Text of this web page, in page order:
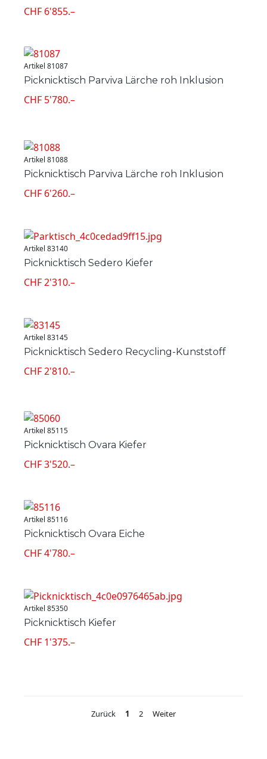
CHF 6'855.–
Artikel 81087
Picknicktisch Parviva Lärche roh Inklusion
CHF 5'780.–
Artikel 81088
Picknicktisch Parviva Lärche roh Inklusion
CHF 6'260.–
Artikel 83140
Picknicktisch Sedero Kiefer
CHF 2'310.–
Artikel 83145
Picknicktisch Sedero Recycling-Kunststoff
CHF 2'810.–
Artikel 85115
Picknicktisch Ovara Kiefer
CHF 3'520.–
Artikel 85116
Picknicktisch Ovara Eiche
CHF 4'780.–
Artikel 85350
Picknicktisch Kiefer
CHF 1'375.–
Zurück 1 2 Weiter